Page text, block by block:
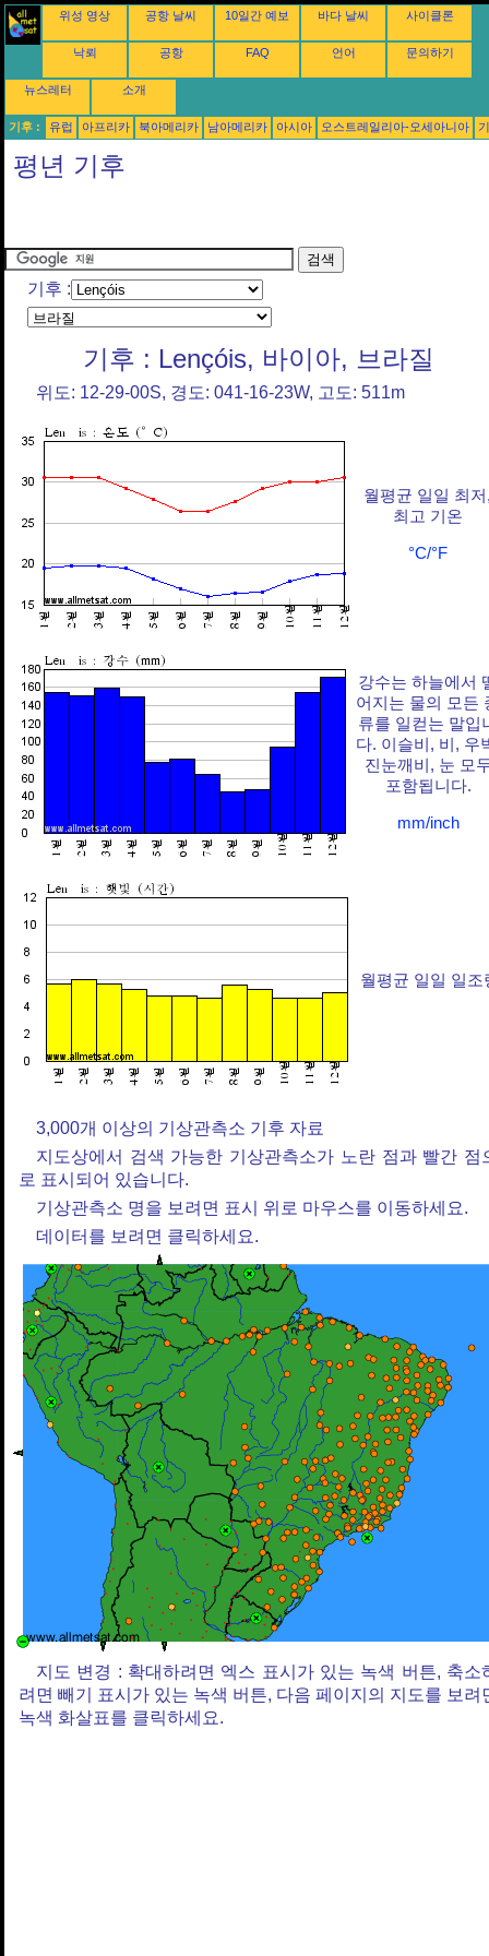
위성 영상 공항 날씨 10일간 예보 바다 날씨 사이클론
낙뢰 공항 FAQ 언어 문의하기
뉴스레터 소개
기후 : 유럽 아프리카 북아메리카 남아메리카 아시아 오스트레일리아-오세아니아
평년 기후
기후 :
기후 : Lençóis, 바이아, 브라질
위도: 12-29-00S, 경도: 041-16-23W, 고도: 511m
월평균 일일 최
최고 기온
°C/°F
강수는 하늘에서
어지는 물의 모든
류를 일컫는 말입
다. 이슬비, 비, 우
진눈깨비, 눈 모
포함됩니다.
mm/inch
월평균 일일 일조
3,000개 이상의 기상관측소 기후 자료
지도상에서 검색 가능한 기상관측소가 노란 점과 빨간 점
로 표시되어 있습니다.
기상관측소 명을 보려면 표시 위로 마우스를 이동하세요.
데이터를 보려면 클릭하세요.
지도 변경 : 확대하려면 엑스 표시가 있는 녹색 버튼, 축소
려면 빼기 표시가 있는 녹색 버튼, 다음 페이지의 지도를 보려
녹색 화살표를 클릭하세요.